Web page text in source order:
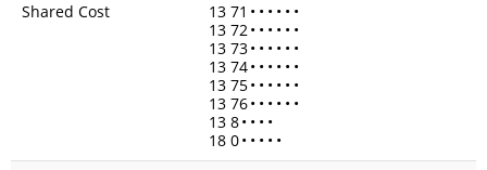
Shared Cost
13 71 • • • • • •
13 72• • • • • •
13 73• • • • • •
13 74• • • • • •
13 75• • • • • •
13 76• • • • • •
13 8• • • •
18 0• • • • •